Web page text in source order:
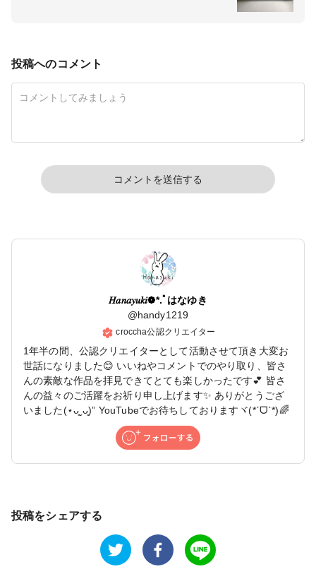
投稿へのコメント
コメントを送信する
𝐻𝑎𝑛𝑎𝑦𝑢𝑘𝑖❁⃘*.ﾟはなゆき
@handy1219
croccha公認クリエイター
1年半の間、公認クリエイターとして活動させて頂き大変お
世話になりました😊 いいねやコメントでのやり取り、皆さ
んの素敵な作品を拝見できてとても楽しかったです💕 皆さ
んの益々のご活躍をお祈り申し上げます✨ ありがとうござ
いました(⋆ᴗ͈ˬᴗ͈)” YouTubeでお待ちしておりますヾ(*ˊᗜˋ*)🌈
投稿をシェアする